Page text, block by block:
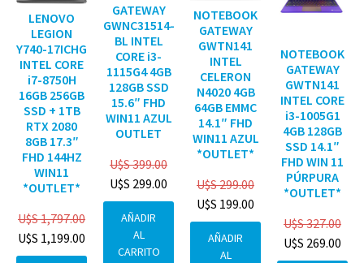
LENOVO
LEGION
Y740-17ICHG
INTEL CORE
i7-8750H
16GB 256GB
SSD + 1TB
RTX 2080
8GB 17.3″
FHD 144HZ
WIN11
*OUTLET*
U$S1,797.00
U$S 1,199.00
GATEWAY
GWNC31514-
BL INTEL
CORE i3-
1115G4 4GB
128GB SSD
15.6″ FHD
WIN11 AZUL
OUTLET
U$S399.00
U$S 299.00
AÑADIR
AL
CARRITO
NOTEBOOK
GATEWAY
GWTN141
INTEL
CELERON
N4020 4GB
64GB EMMC
14.1″ FHD
WIN11 AZUL
*OUTLET*
U$S299.00
U$S 199.00
AÑADIR
AL
NOTEBOOK
GATEWAY
GWTN141
INTEL CORE
i3-1005G1
4GB 128GB
SSD 14.1″
FHD WIN 11
PÚRPURA
*OUTLET*
U$S327.00
U$S 269.00